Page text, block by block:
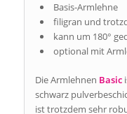
Basis-Armlehne
filigran und
kann um 180°
optional mit
Die Armlehnen Basic
schwarz
ist trotzdem sehr